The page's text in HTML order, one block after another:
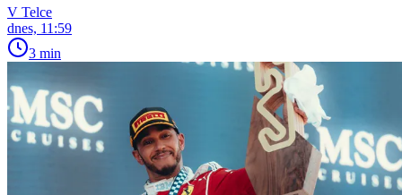
V Telce
dnes, 11:59
3 min